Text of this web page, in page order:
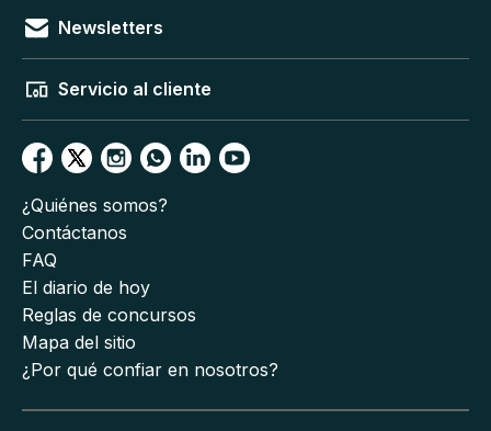
Newsletters
Servicio al cliente
¿Quiénes somos?
Contáctanos
FAQ
El diario de hoy
Reglas de concursos
Mapa del sitio
¿Por qué confiar en nosotros?